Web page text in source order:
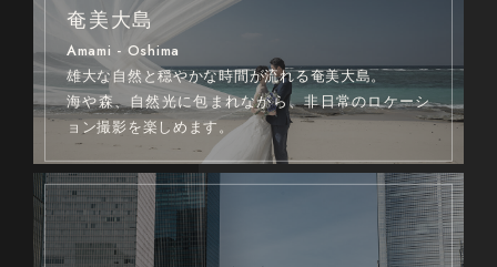
奄美大島
Amami - Oshima
雄大な自然と穏やかな時間が流れる奄美大島。
海や森、自然光に包まれながら、非日常のロケーシ
ョン撮影を楽しめます。